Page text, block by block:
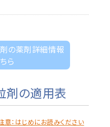
の薬剤詳細情報
ら
剤の適用表
意：はじめにお読みください